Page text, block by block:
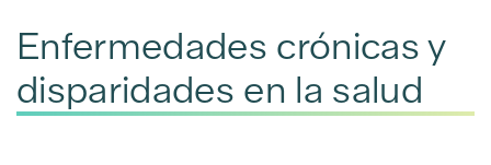
Enfermedades crónicas y
disparidades en la salud